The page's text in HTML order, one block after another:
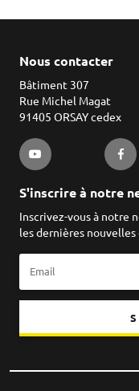
Nous contacter
Bâtiment 307
Rue Michel Magat
91405 ORSAY cedex
S'inscrire à notre
Inscrivez-vous à notre
les dernières